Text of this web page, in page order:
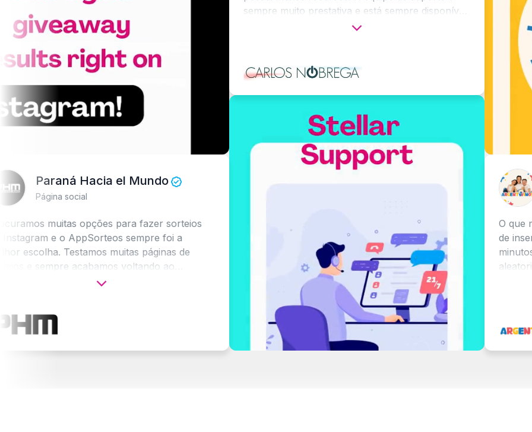
Paraná Hacia el Mundo
Página social
muitas opções para fazer sorteios
e o AppSorteos sempre foi a
Testamos muitas páginas de
acabamos voltando ao
porque é a mais completa, a mais
eventos acontecem e, em vários
sorteios de ingressos.
coisas? O comentário
sempre muito prestativa e está sempre disponível
O que mais
de inserir
minutos, já
aleatoriamente.
Acho
Adorei o
da vencedora
final: 3, 2, 1...